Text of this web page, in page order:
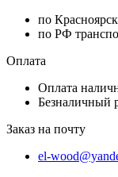
по
по РФ
Оплата
Оплата
Безналичный
Заказ на почту
el-